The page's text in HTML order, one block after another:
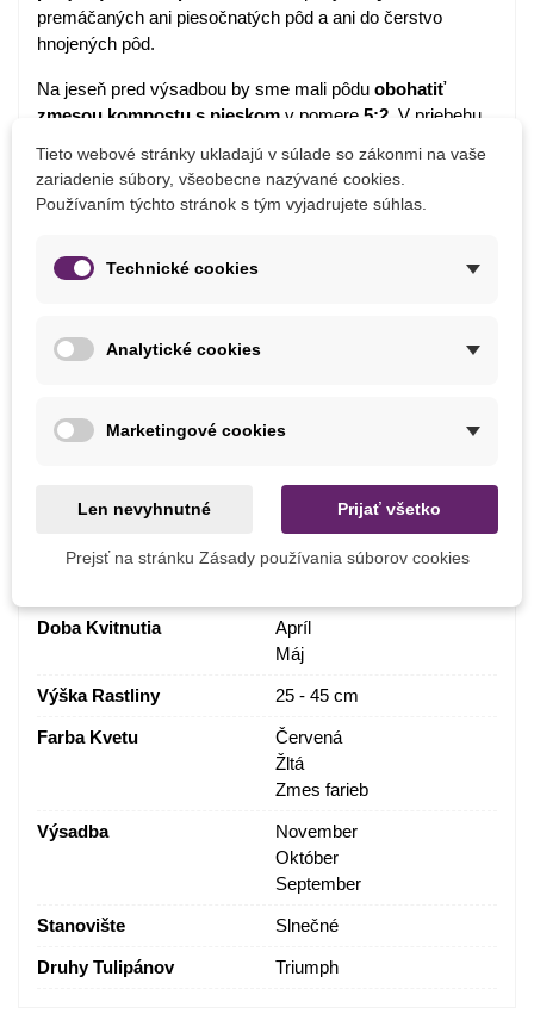
premáčaných ani piesočnatých pôd a ani do čerstvo
hnojených pôd.
Na jeseň pred výsadbou by sme mali pôdu obohatiť
zmesou kompostu s pieskom v pomere 5:2 . V priebehu
na cibuľoviny alebo tekutými slepačincami.
Tulipány vyžadujúpravidelnúzálievku, pôda by mala
Po odkvitnutí
schováme do prievanu. Nemali by byť vlhké. Potom ich
uložíme do miestnosti s teplotou 15 °C a pravidelne ich
Ďalší rok ichvysádzame na iné stanovište.
Detaily produktu
Doba Kvitnutia
Apríl
Máj
Výška Rastliny 25 - 45 cm
Farba Kvetu
Červená
Žltá
Zmes farieb
Výsadba
November
Október
September
Stanovište Slnečné
Druhy Tulipánov Triumph
Tieto webové stránky ukladajú v súlade so zákonmi na vaše
zariadenie súbory, všeobecne nazývané cookies.
Používaním týchto stránok s tým vyjadrujete súhlas.
Technické cookies
Analytické cookies
Marketingové cookies
Len nevyhnutné Prijať všetko
Prejsť na stránku Zásady používania súborov cookies